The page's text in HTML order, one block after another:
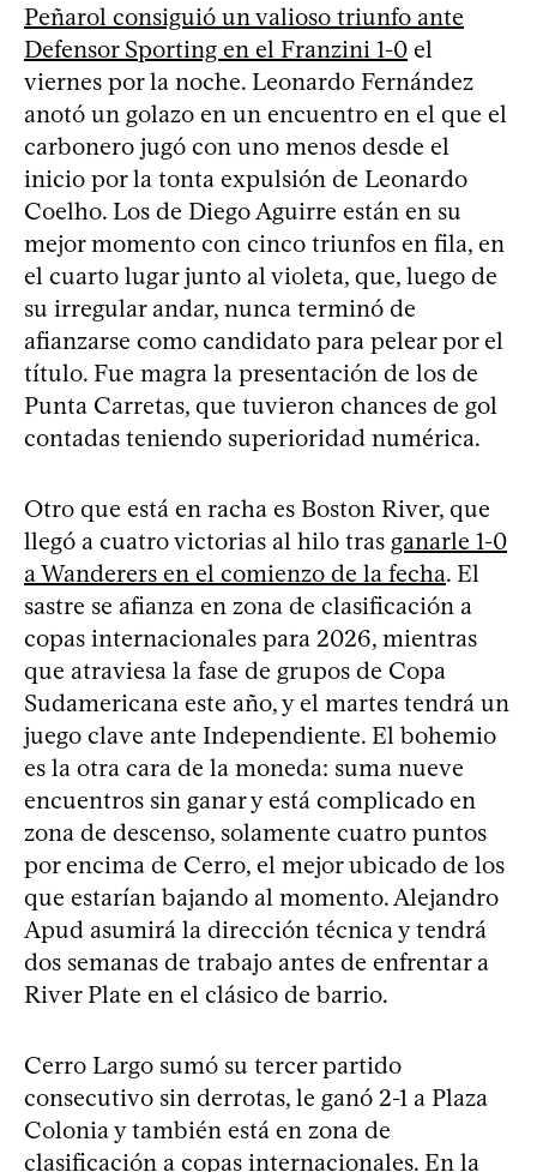
Peñarol consiguió un valioso triunfo ante
Defensor Sporting en el Franzini 1-0 el
viernes por la noche. Leonardo Fernández
anotó un golazo en un encuentro en el que el
carbonero jugó con uno menos desde el
inicio por la tonta expulsión de Leonardo
Coelho. Los de Diego Aguirre están en su
mejor momento con cinco triunfos en fila, en
el cuarto lugar junto al violeta, que, luego de
su irregular andar, nunca terminó de
afianzarse como candidato para pelear por el
título. Fue magra la presentación de los de
Punta Carretas, que tuvieron chances de gol
contadas teniendo superioridad numérica.
Otro que está en racha es Boston River, que
llegó a cuatro victorias al hilo tras ganarle 1-0
a Wanderers en el comienzo de la fecha. El
sastre se afianza en zona de clasificación a
copas internacionales para 2026, mientras
que atraviesa la fase de grupos de Copa
Sudamericana este año, y el martes tendrá un
juego clave ante Independiente. El bohemio
es la otra cara de la moneda: suma nueve
encuentros sin ganar y está complicado en
zona de descenso, solamente cuatro puntos
por encima de Cerro, el mejor ubicado de los
que estarían bajando al momento. Alejandro
Apud asumirá la dirección técnica y tendrá
dos semanas de trabajo antes de enfrentar a
River Plate en el clásico de barrio.
Cerro Largo sumó su tercer partido
consecutivo sin derrotas, le ganó 2-1 a Plaza
Colonia y también está en zona de
clasificación a copas internacionales. En la